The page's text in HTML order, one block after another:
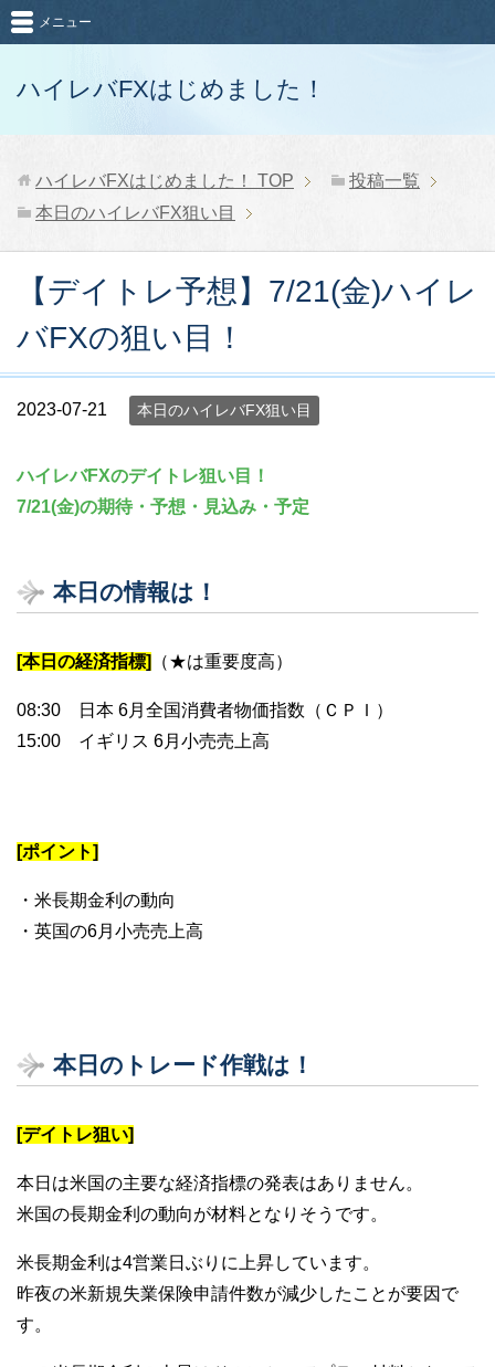
ハイレバFXはじめました！
メニュー
ハイレバFXはじめました！ TOP
投稿一覧
本日のハイレバFX狙い目
【デイトレ予想】7/21(金)ハイレ
バFXの狙い目！
2023-07-21 本日のハイレバFX狙い目
ハイレバFXのデイトレ狙い目！
7/21(金)の期待・予想・見込み・予定
本日の情報は！
[本日の経済指標] （★は重要度高）
08:30 日本 6月全国消費者物価指数（ＣＰＩ）
15:00 イギリス 6月小売売上高
[ポイント]
・米長期金利の動向
・英国の6月小売売上高
本日のトレード作戦は！
[デイトレ狙い]
本日は米国の主要な経済指標の発表はありません。
米国の長期金利の動向が材料となりそうです。
米長期金利は4営業日ぶりに上昇しています。
昨夜の米新規失業保険申請件数が減少したことが要因で
す。